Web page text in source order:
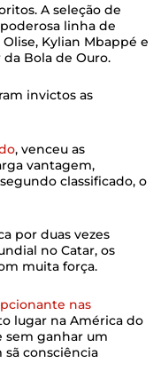
A seleção de
linha de
Kylian Mbappé e
Bola de Ouro.
invictos as
, venceu as
vantagem,
classificado, o
por duas vezes
no Catar, os
muita força.
nas
lugar na América do
sem ganhar um
sã consciência